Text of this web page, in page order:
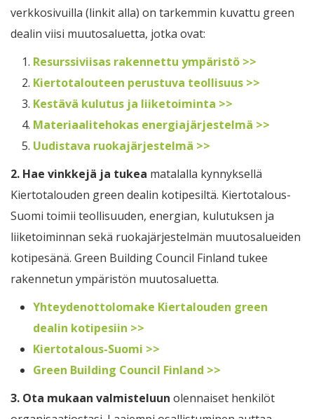
verkkosivuilla (linkit alla) on tarkemmin kuvattu green
dealin viisi muutosaluetta, jotka ovat:
Resurssiviisas rakennettu ympäristö >>
Kiertotalouteen perustuva teollisuus >>
Kestävä kulutus ja liiketoiminta >>
Materiaalitehokas energiajärjestelmä >>
Uudistava ruokajärjestelmä >>
2. Hae vinkkejä ja tukea matalalla kynnyksellä
Kiertotalouden green dealin kotipesiltä. Kiertotalous-
Suomi toimii teollisuuden, energian, kulutuksen ja
liiketoiminnan sekä ruokajärjestelmän muutosalueiden
kotipesänä. Green Building Council Finland tukee
rakennetun ympäristön muutosaluetta.
Yhteydenottolomake Kiertalouden green
dealin kotipesiin >>
Kiertotalous-Suomi >>
Green Building Council Finland >>
3. Ota mukaan valmisteluun olennaiset henkilöt